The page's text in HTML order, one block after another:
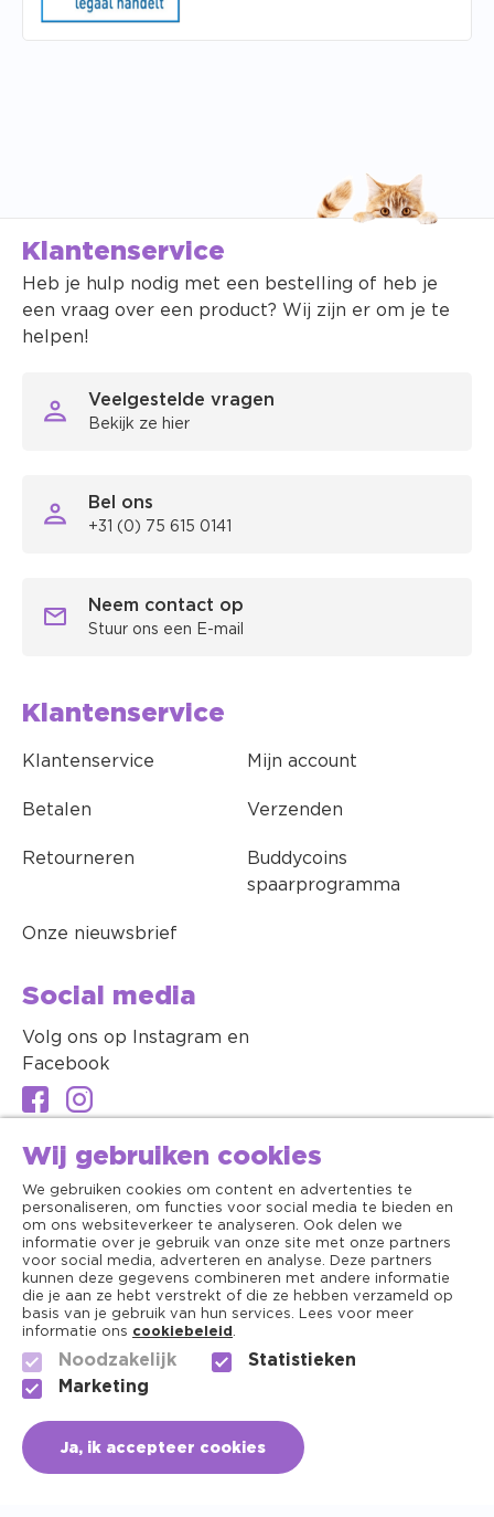
Klantenservice
Heb je hulp nodig met een bestelling of heb je
een vraag over een product? Wij zijn er om je te
helpen!
Veelgestelde vragen
Bekijk ze hier
Bel ons
+31 (0) 75 615 0141
Neem contact op
Stuur ons een E-mail
Klantenservice
Klantenservice Mijn account
Betalen Verzenden
Retourneren
Buddycoins
spaarprogramma
Onze nieuwsbrief
Social media
Volg ons op Instagram en
Facebook
Algemene voorwaarden
Privacy
Wij gebruiken cookies
We gebruiken cookies om content en advertenties te
personaliseren, om functies voor social media te bieden en
om ons websiteverkeer te analyseren. Ook delen we
informatie over je gebruik van onze site met onze partners
voor social media, adverteren en analyse. Deze partners
kunnen deze gegevens combineren met andere informatie
die je aan ze hebt verstrekt of die ze hebben verzameld op
basis van je gebruik van hun services. Lees voor meer
informatie ons cookiebeleid .
Noodzakelijk
Statistieken
Marketing
Ja, ik accepteer cookies